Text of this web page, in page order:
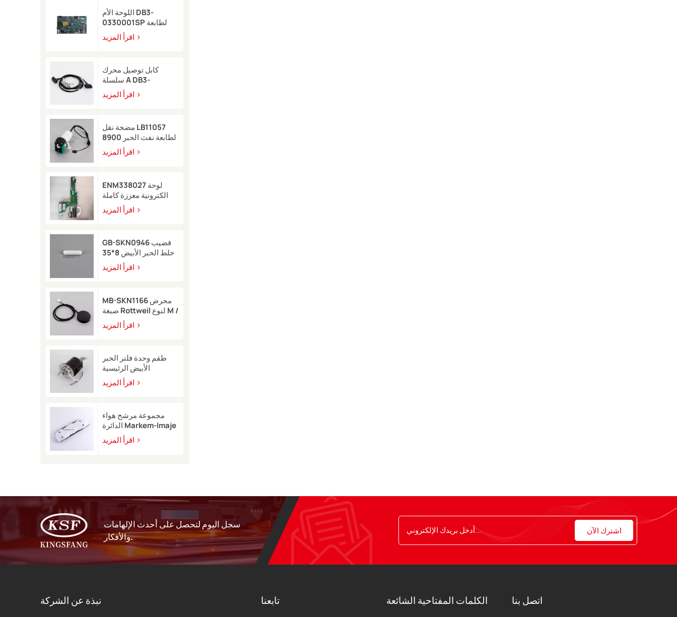
اللوحة الأم DB3-
0330001SP لطابعة
Domino A-GP النافثة
للحبر
كابل توصيل محرك
سلسلة A DB3-
0320002SP لطابعة
Domino A-GP A120
مضخة نقل LB11057
لطابعة نفث الحبر 8900
ENM338027 لوحة
الكترونية معززة كاملة
لطابعة Markem-Imaje
2200
GB-SKN0946 قضيب
خلط الحبر الأبيض 8*35
لطابعة Rottweil النافثة
للحبر
MB-SKN1166 محرض
صبغة Rottweil لنوع M /
طقم وحدة فلتر الحبر
الأبيض الرئيسية
EB49406 مع مستشعر
ضغط لطابعة Image
مجموعة مرشح هواء
الدائرة Markem-Imaje
EB40209 للطابعة
النافثة للحبر 9232 9410
سجل اليوم لتحصل على أحدث الإلهامات
والأفكار.
نبذة عن الشركة تابعنا الكلمات المفتاحية الشائعة اتصل بنا